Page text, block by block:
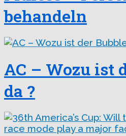
behandeln
AC – Wozu ist
da ?